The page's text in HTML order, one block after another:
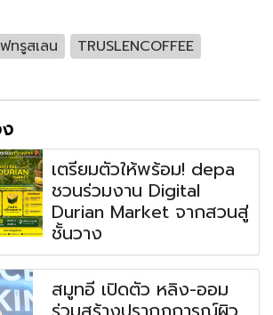
ทรูสเลน TRUSLENCOFFEE
เตรียมตัวให้พร้อม! depa
ชวนร่วมงาน Digital
Durian Market จากสวนสู่
ชั้นวาง
สมูทอี เปิดตัว หลิง-ออม